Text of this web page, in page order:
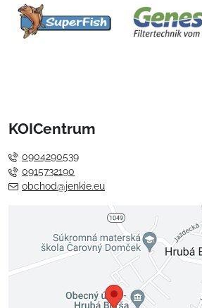
KOICentrum
0904290539
0915732190
obchod@jenkie.eu
Externý obsah je blokovaný
Voľbami súkromia
Prajete si načítať externý obsah?